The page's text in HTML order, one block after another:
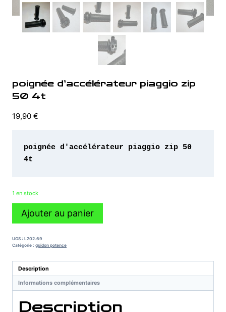
poignée d’accélérateur piaggio zip
50 4t
19,90 €
poignée d'accélérateur piaggio zip 50
4t
1 en stock
quantité
d'accélérateur
piaggio
50
4t
Ajouter au panier
UGS : L202.69
Catégorie : guidon potence
Description
Informations complémentaires
Description